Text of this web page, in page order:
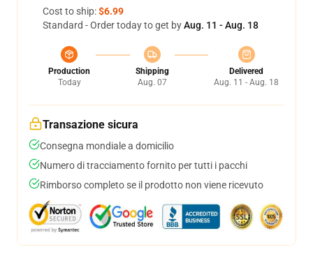
Cost to ship:$6.99
Standard - Order today to get byAug. 11 - Aug. 18
Production
Today
Shipping
Aug. 07
Delivered
Aug. 11 - Aug. 18
Transazione sicura
Consegna mondiale a domicilio
Numero di tracciamento fornito per tutti i pacchi
Rimborso completo se il prodotto non viene ricevuto